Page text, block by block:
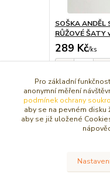
SOŠKA ANDĚL
RŮŽOVÉ ŠATY
289 Kč/ks
SOŠKY, RELIÉFY ANDĚL
Pro základní
anonymní měření
podmínek ochrany
aby se na pevném
aby se již uložené